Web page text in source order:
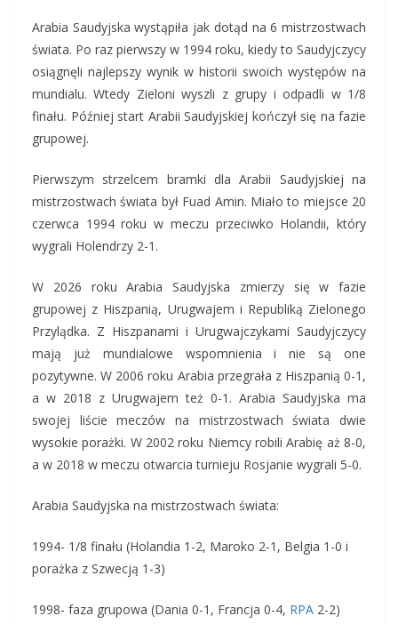
Arabia Saudyjska wystąpiła jak dotąd na 6 mistrzostwach
świata. Po raz pierwszy w 1994 roku, kiedy to Saudyjczycy
osiągnęli najlepszy wynik w historii swoich występów na
mundialu. Wtedy Zieloni wyszli z grupy i odpadli w 1/8
finału. Później start Arabii Saudyjskiej kończył się na fazie
grupowej.
Pierwszym strzelcem bramki dla Arabii Saudyjskiej na
mistrzostwach świata był Fuad Amin. Miało to miejsce 20
czerwca 1994 roku w meczu przeciwko Holandii, który
wygrali Holendrzy 2-1.
W 2026 roku Arabia Saudyjska zmierzy się w fazie
grupowej z Hiszpanią, Urugwajem i Republiką Zielonego
Przylądka. Z Hiszpanami i Urugwajczykami Saudyjczycy
mają już mundialowe wspomnienia i nie są one
pozytywne. W 2006 roku Arabia przegrała z Hiszpanią 0-1,
a w 2018 z Urugwajem też 0-1. Arabia Saudyjska ma
swojej liście meczów na mistrzostwach świata dwie
wysokie porażki. W 2002 roku Niemcy robili Arabię aż 8-0,
a w 2018 w meczu otwarcia turnieju Rosjanie wygrali 5-0.
Arabia Saudyjska na mistrzostwach świata:
1994- 1/8 finału (Holandia 1-2, Maroko 2-1, Belgia 1-0 i
porażka z Szwecją 1-3)
1998- faza grupowa (Dania 0-1, Francja 0-4, RPA 2-2)